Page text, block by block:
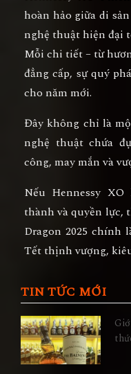
hoàn hảo giữadi
nghệ thuật hiện đại
Mỗi chi tiết – từ
đẳng cấp, sự quý
cho năm mới.
Đây không chỉ là
nghệ thuật chứa
công, may mắn và
Nếu Hennessy
thành và quyền lực,
Dragon 2025 chính
Tết thịnh vượng,
TIN TỨC MỚI